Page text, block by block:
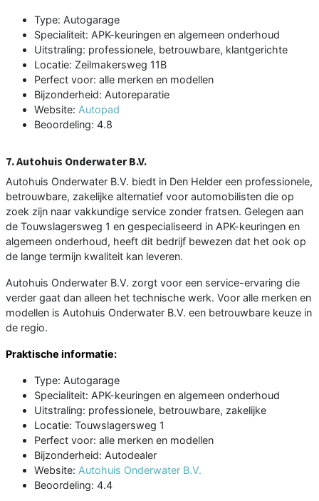
Type: Autogarage
Specialiteit: APK-keuringen en algemeen onderhoud
Uitstraling: professionele, betrouwbare, klantgerichte
Locatie: Zeilmakersweg 11B
Perfect voor: alle merken en modellen
Bijzonderheid: Autoreparatie
Website: Autopad
Beoordeling: 4.8
7. Autohuis Onderwater B.V.
Autohuis Onderwater B.V. biedt in Den Helder een professionele,
betrouwbare, zakelijke alternatief voor automobilisten die op
zoek zijn naar vakkundige service zonder fratsen. Gelegen aan
de Touwslagersweg 1 en gespecialiseerd in APK-keuringen en
algemeen onderhoud, heeft dit bedrijf bewezen dat het ook op
de lange termijn kwaliteit kan leveren.
Autohuis Onderwater B.V. zorgt voor een service-ervaring die
verder gaat dan alleen het technische werk. Voor alle merken en
modellen is Autohuis Onderwater B.V. een betrouwbare keuze in
de regio.
Praktische informatie:
Type: Autogarage
Specialiteit: APK-keuringen en algemeen onderhoud
Uitstraling: professionele, betrouwbare, zakelijke
Locatie: Touwslagersweg 1
Perfect voor: alle merken en modellen
Bijzonderheid: Autodealer
Website: Autohuis Onderwater B.V.
Beoordeling: 4.4